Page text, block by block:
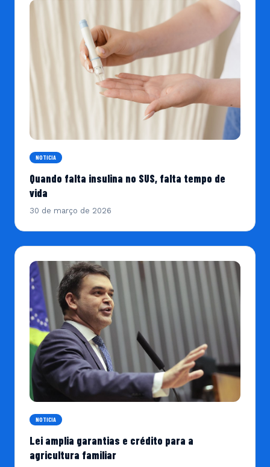
NOTICIA
Quando falta insulina no SUS, falta tempo de
vida
30 de março de 2026
NOTICIA
Lei amplia garantias e crédito para a
agricultura familiar